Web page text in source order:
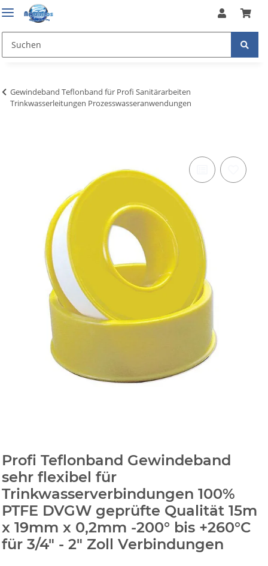
Gewindeband Teflonband für Profi Sanitärarbeiten
Trinkwasserleitungen Prozesswasseranwendungen
Profi Teflonband Gewindeband
sehr flexibel für
Trinkwasserverbindungen 100%
PTFE DVGW geprüfte Qualität 15m
x 19mm x 0,2mm -200° bis +260°C
für 3/4" - 2" Zoll Verbindungen